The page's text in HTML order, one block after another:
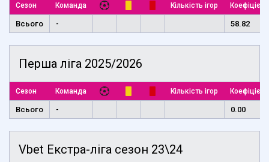
Сезон Команда Кількість ігор
Всього - 58.82
Перша ліга 2025/2026
Сезон Команда Кількість ігор
Всього - 0.00
Vbet Екстра-ліга сезон 23\24